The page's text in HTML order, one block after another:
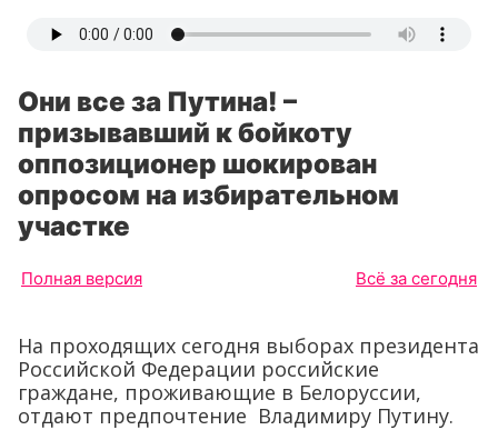
Они все за Путина! –
призывавший к бойкоту
оппозиционер шокирован
опросом на избирательном
участке
Полная версия Всё за сегодня
На проходящих сегодня выборах президента
Российской Федерации российские
граждане, проживающие в Белоруссии,
отдают предпочтение Владимиру Путину.